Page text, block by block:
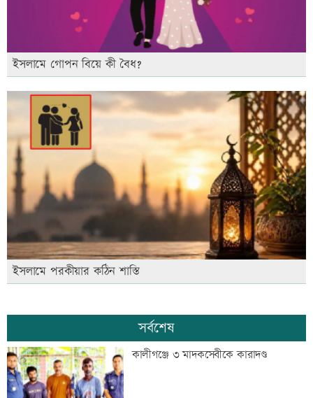
ইসলামে গোপন বিয়ে কী বৈধ?
ইসলামে পরকীয়ার কঠিন শাস্তি
সর্বশেষ
কালীগঞ্জে ৩ মাদকসেবীকে কারাদণ্ড